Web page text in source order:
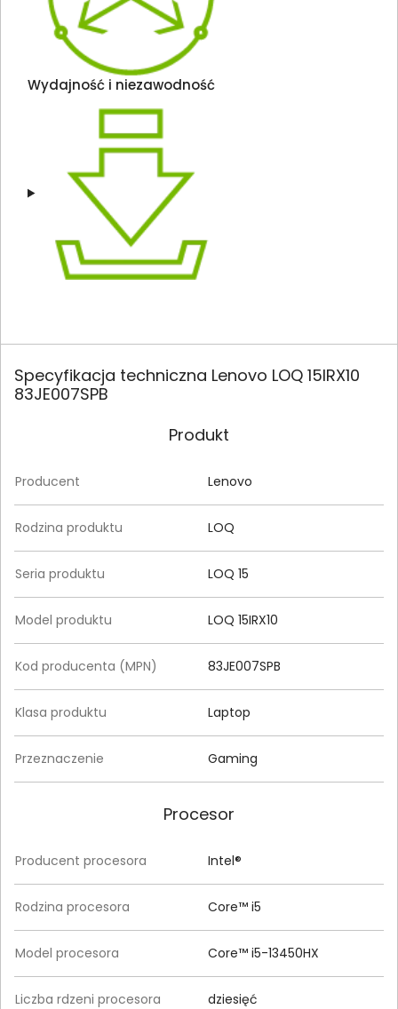
Wydajność i niezawodność
Specyfikacja techniczna Lenovo LOQ 15IRX10
83JE007SPB
Produkt
Producent Lenovo
Rodzina produktu LOQ
Seria produktu LOQ 15
Model produktu LOQ 15IRX10
Kod producenta (MPN) 83JE007SPB
Klasa produktu Laptop
Przeznaczenie Gaming
Procesor
Producent procesora Intel®
Rodzina procesora Core™ i5
Model procesora Core™ i5-13450HX
Liczba rdzeni procesora dziesięć